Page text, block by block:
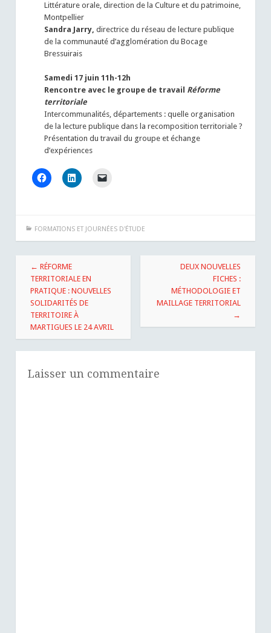
Littérature orale, direction de la Culture et du patrimoine,
Montpellier
Sandra Jarry, directrice du réseau de lecture publique
de la communauté d’agglomération du Bocage
Bressuirais
Samedi 17 juin 11h-12h
Rencontre avec le groupe de travail Réforme
territoriale
Intercommunalités, départements : quelle organisation
de la lecture publique dans la recomposition territoriale ?
Présentation du travail du groupe et échange
d’expériences
FORMATIONS ET JOURNÉES D'ÉTUDE
Navigation
des
articles
← RÉFORME
TERRITORIALE EN
PRATIQUE : NOUVELLES
SOLIDARITÉS DE
TERRITOIRE À
MARTIGUES LE 24 AVRIL
DEUX NOUVELLES
FICHES :
MÉTHODOLOGIE ET
MAILLAGE TERRITORIAL
→
Laisser un commentaire